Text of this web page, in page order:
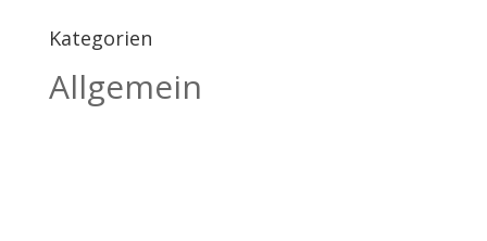
Kategorien
Allgemein